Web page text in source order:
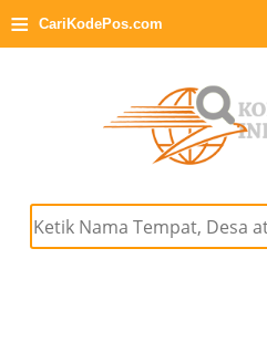
≡ CariKodePos.com